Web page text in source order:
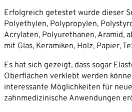
Erfolgreich getestet wurde dieser
Polyethylen, Polypropylen,
Acrylaten, Polyurethanen, Aramid,
mit Glas, Keramiken, Holz, Papier,
Es hat sich gezeigt, dass sogar
Oberflächen verklebt werden
interessante Möglichkeiten für
zahnmedizinische Anwendungen